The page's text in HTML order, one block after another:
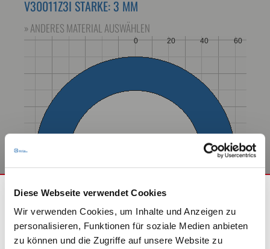
Diese Webseite verwendet Cookies
Wir verwenden Cookies, um Inhalte und Anzeigen zu
personalisieren, Funktionen für soziale Medien anbieten
zu können und die Zugriffe auf unsere Website zu
V30011Z3I STÄRKE: 3 MM
» ANDERES MATERIAL AUSWÄHLEN
0 20 40 60
20
40